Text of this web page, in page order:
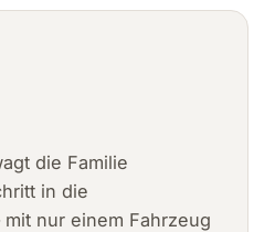
die Familie
in die
nur einem Fahrzeug